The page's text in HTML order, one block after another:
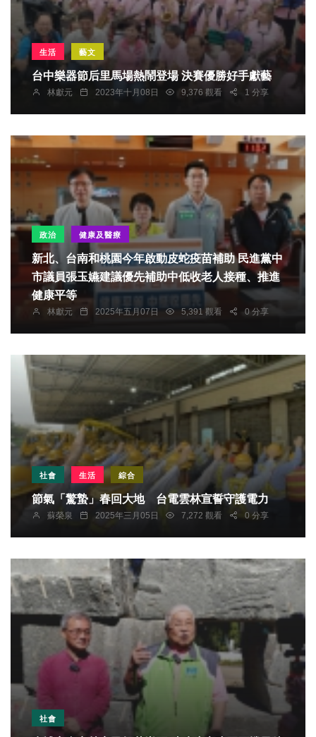
生活 藝文
台中樂器節后里馬場熱鬧登場 決賽優勝好手獻藝
林獻元 2023年十月08日 9,376 觀看 1 分享
政治 健康及醫療
新北、台南和桃園今年啟動皮蛇疫苗補助 民進黨中
市議員張玉嬿建議優先補助中低收老人接種、推進
健康平等
林獻元 2025年五月07日 5,391 觀看 0 分享
社會 生活 綜合
節氣「驚蟄」春回大地 台電雲林宣誓守護電力
蘇榮泉 2025年三月05日 7,272 觀看 0 分享
社會